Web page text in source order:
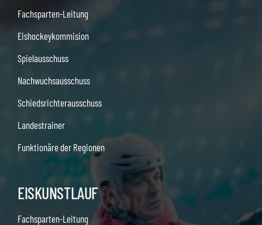
Fachsparten-Leitung
Eishockeykommision
Spielausschuss
Nachwuchsausschuss
Schiedsrichterausschuss
Landestrainer
Funktionäre der Regionen
EISKUNSTLAUF
Fachsparten-Leitung